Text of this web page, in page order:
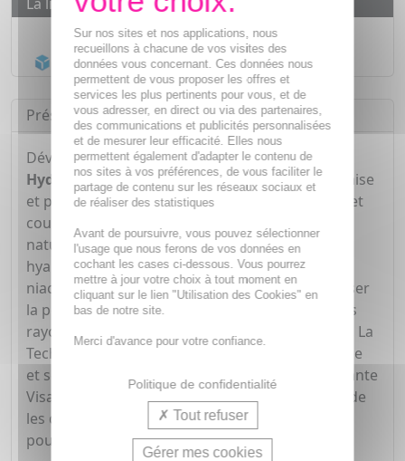
Livraison gratuite dès55€
Acheminement Chronoposten 24h*
Présentation
Développée avec des dermatologues,la Crème
Hydratante Visage SPF 50 CeraVe hydrate , apaise
et protège la peau au quotidien. Ce soin visage et
cou, enrichi aux 3 céramides essentiels
naturellement présents dans la peau et à l'acide
hyaluronique, restaure la barrière cutanée. Au
niacinamide, actif anti-inflammatoire pour apaiser
la peau. Protection UV SPF 50 pour protéger des
rayons UVA et UVB et protéger la peau du soleil. La
Technologie MVE®, véritable prouesse technique
et scientifique, contenue dans la Crème Hydratante
Visage SPF 50 permet d'encapsuler les actifs et de
les diffuser de manière prolongée dans la peau
pour une hydratation toute la journée.
Sur nos sites et nos applications, nous
recueillons à chacune de vos visites des
données vous concernant. Ces données nous
permettent de vous proposer les offres et
services les plus pertinents pour vous, et de
vous adresser, en direct ou via des partenaires,
des communications et publicités personnalisées
et de mesurer leur efficacité. Elles nous
permettent également d'adapter le contenu de
nos sites à vos préférences, de vous faciliter le
partage de contenu sur les réseaux sociaux et
de réaliser des statistiques
Avant de poursuivre, vous pouvez sélectionner
l'usage que nous ferons de vos données en
cochant les cases ci-dessous. Vous pourrez
mettre à jour votre choix à tout moment en
cliquant sur le lien "Utilisation des Cookies" en
bas de notre site.
Merci d'avance pour votre confiance.
Politique de confidentialité
Tout refuser
Gérer mes cookies